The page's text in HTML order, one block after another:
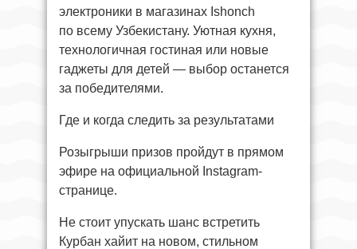
электроники в магазинах Ishonch
по всему Узбекистану. Уютная кухня,
технологичная гостиная или новые
гаджеты для детей — выбор останется
за победителями.
Где и когда следить за результатами
Розыгрыши призов пройдут в прямом
эфире на официальной Instagram-
странице.
Не стоит упускать шанс встретить
Курбан хайит на новом, стильном